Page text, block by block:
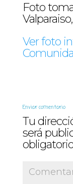
Foto
Ver foto
Enviar comentario
Tu
será